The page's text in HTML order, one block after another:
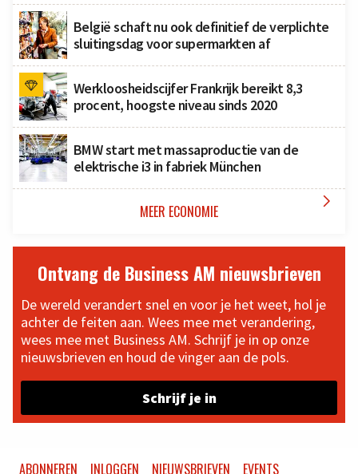
België schaft nu ook definitief de verplichte
sluitingsdag voor supermarkten af
Werkloosheidscijfer Frankrijk bereikt 8,3
procent, hoogste niveau sinds 2020
BMW start met massaproductie van de
elektrische i3 in fabriek München
MEER ECONOMIE 
Ontvang de Business AM nieuwsbrieven
De wereld verandert snel en voor je het weet, hol je
achter de feiten aan. Wees mee met verandering,
wees mee met Business AM. Schrijf je in op onze
nieuwsbrieven en houd de vinger aan de pols.
Schrijf je in
ABONNEREN INLOGGEN NIEUWSBRIEVEN EVENTS